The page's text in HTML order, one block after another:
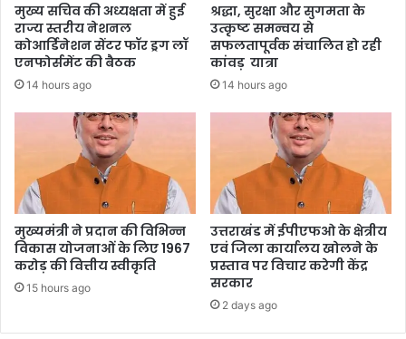
मुख्य सचिव की अध्यक्षता में हुई
राज्य स्तरीय नेशनल
कोआर्डिनेशन सेंटर फॉर ड्रग लॉ
एनफोर्समेंट की बैठक
14 hours ago
श्रद्धा, सुरक्षा और सुगमता के
उत्कृष्ट समन्वय से
सफलतापूर्वक संचालित हो रही
कांवड़ यात्रा
14 hours ago
मुख्यमंत्री ने प्रदान की विभिन्न
विकास योजनाओं के लिए 1967
करोड़ की वित्तीय स्वीकृति
15 hours ago
उत्तराखंड में ईपीएफओ के क्षेत्रीय
एवं जिला कार्यालय खोलने के
प्रस्ताव पर विचार करेगी केंद्र
सरकार
2 days ago